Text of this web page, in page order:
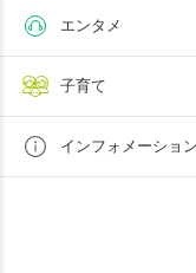
エンタメ
子育て
インフォメーション